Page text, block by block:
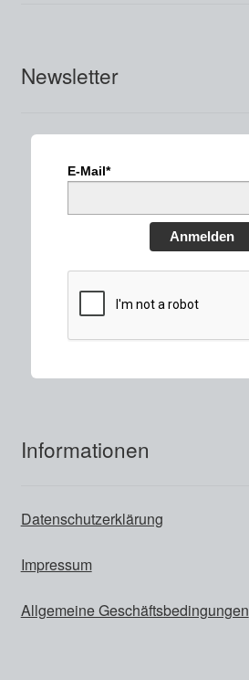
Newsletter
E-Mail*
Anmelden
Informationen
Datenschutzerklärung
Impressum
Allgemeine Geschäftsbedingungen